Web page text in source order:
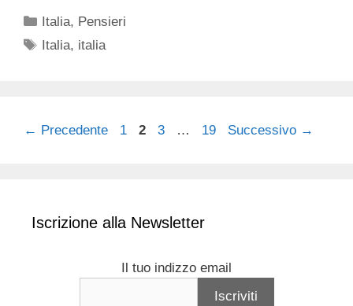
Categorie
Italia, Pensieri
Tag
Italia, italia
← Precedente Pagina
1 Pagina
2 Pagina
3 … Pagina
19 Successivo →
Iscrizione alla Newsletter
Il tuo indizzo email